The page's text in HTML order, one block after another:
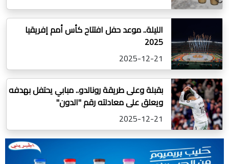
الليلة.. موعد حفل افتتاح كأس أمم إفريقيا
2025
2025-12-21
بقبلة وعلى طريقة رونالدو.. مبابي يحتفل بهدفه
ويعلق على معادلته رقم "الدون"
2025-12-21